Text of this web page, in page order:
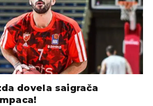
dovela saigrača